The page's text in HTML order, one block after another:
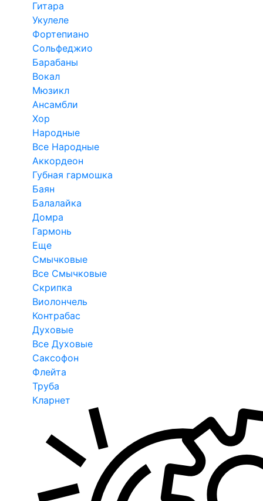
Гитара
Укулеле
Фортепиано
Сольфеджио
Барабаны
Вокал
Мюзикл
Ансамбли
Хор
Народные
Все Народные
Аккордеон
Губная гармошка
Баян
Балалайка
Домра
Гармонь
Еще
Смычковые
Все Смычковые
Скрипка
Виолончель
Контрабас
Духовые
Все Духовые
Саксофон
Флейта
Труба
Кларнет